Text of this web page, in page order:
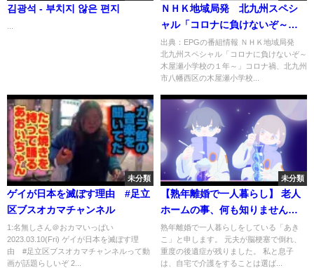
김광석 - 부치지 않은 편지
ＮＨＫ地域局発 北九州スペシ
ャル「コロナに負けないぞ～木
屋瀬小学校の１年～」[字]…の番
組内容解析まとめ
出典：EPGの番組情報 ＮＨＫ地域局発
北九州スペシャル「コロナに負けないぞ～
木屋瀬小学校の１年～」コロナ禍、北九州
市八幡西区の木屋瀬小学校...
未分類
ゲイが日本を滅ぼす理由 #足立
区ブスオカマチャンネル
1:名無しさん＠おカマいっぱい
2023.03.10(Fri) ゲイが日本を滅ぼす理
由 #足立区ブスオカマチャンネルって動
画が話題らしいぞ 2...
未分類
【熟年離婚で一人暮らし】 老人
ホームの事、何も知りませんで
した。
熟年離婚で一人暮らしをしている「あき
こ」と申します。 元夫が脳梗塞で倒れ、
重度の後遺症が残りました。 私と息子
は、自宅で介護をすることは選ば...